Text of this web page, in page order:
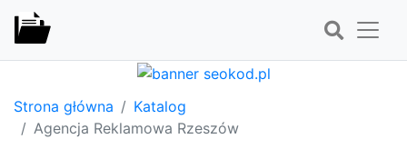
Strona główna
Katalog
Agencja Reklamowa Rzeszów